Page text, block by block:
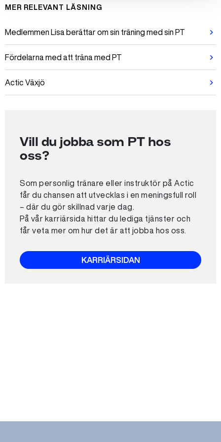
MER RELEVANT LÄSNING
Medlemmen Lisa berättar om sin träning med sin PT
Fördelarna med att träna med PT
Actic Växjö
Vill du jobba som PT hos
oss?
Som personlig tränare eller instruktör på Actic
får du chansen att utvecklas i en meningsfull roll
– där du gör skillnad varje dag.
På vår karriärsida hittar du lediga tjänster och
får veta mer om hur det är att jobba hos oss.
KARRIÄRSIDAN